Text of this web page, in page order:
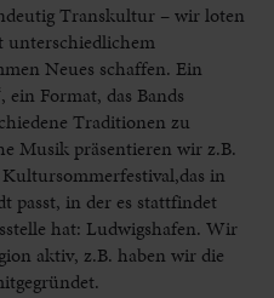
Transkultur – wir loten
unterschiedlichem
Neues schaffen. Ein
ein Format, das Bands
Traditionen zu
Musik präsentieren wir z.B.
in
passt, in der es stattfindet
hat: Ludwigshafen. Wir
aktiv, z.B. haben wir die